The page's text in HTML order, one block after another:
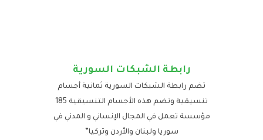
رابطة الشبكات السورية
تضم رابطة الشبكات السورية ثمانية أجسام
تنسيقية وتضم هذه الأجسام التنسيقية 185
مؤسسة تعمل في المجال الإنساني و المدني في
سوريا ولبنان والأردن وتركيا”